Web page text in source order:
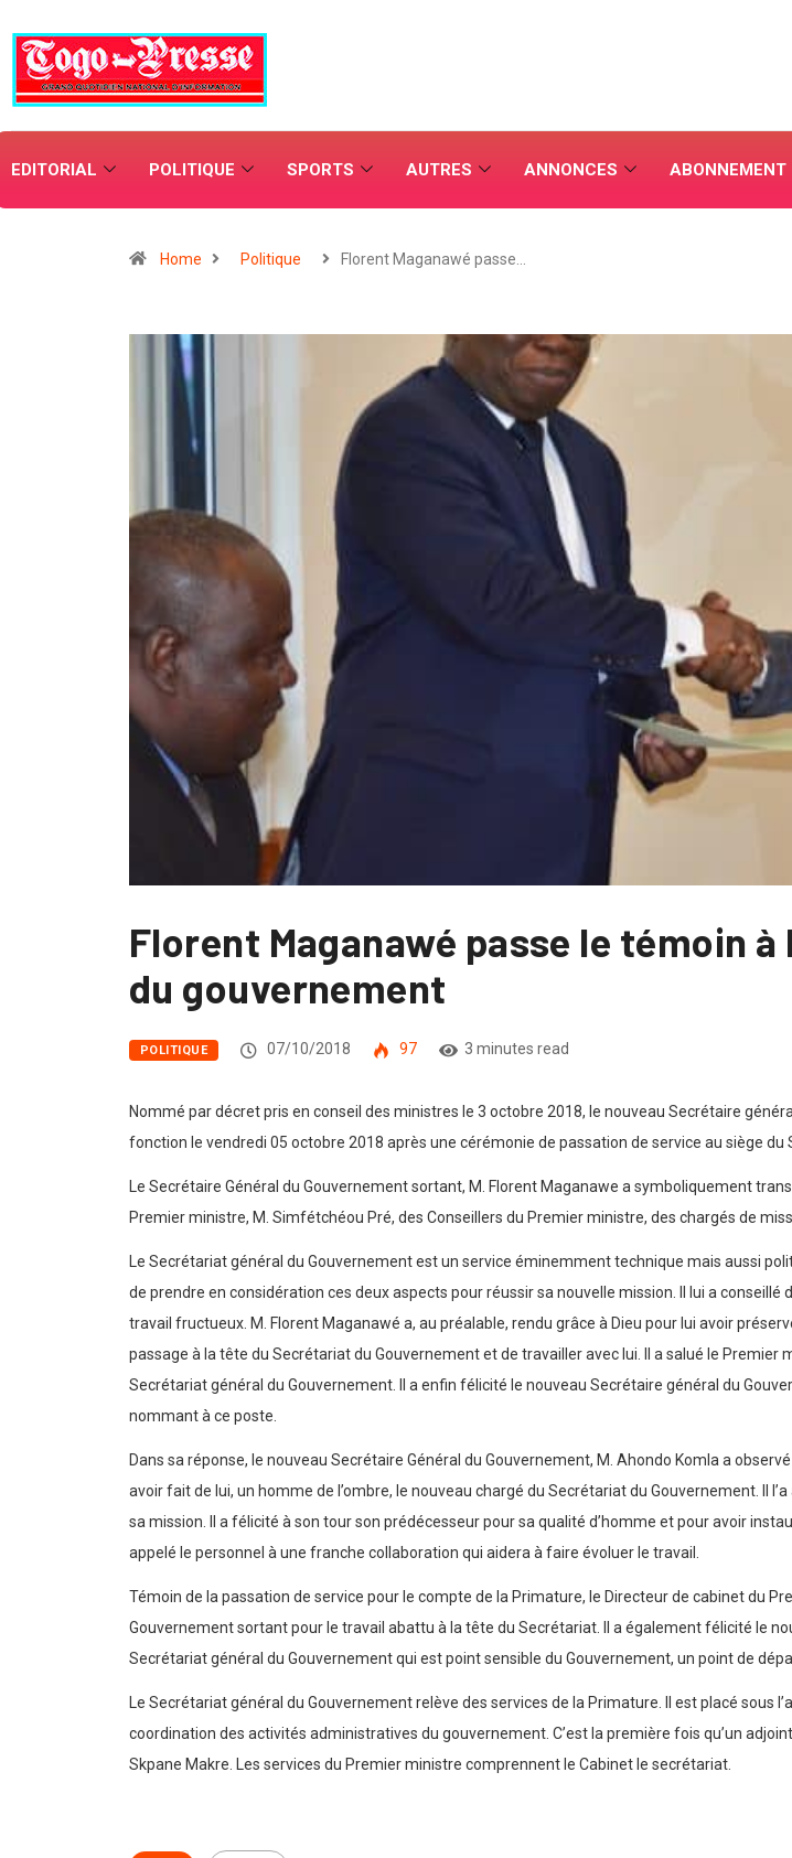
EDITORIAL POLITIQUE SPORTS AUTRES ANNONCES ABONNEMENT
Home Politique Florent Maganawé passe…
Florent Maganawé passe le témoin
du gouvernement
POLITIQUE 07/10/2018 97 3 minutes read
Nommé par décret pris en conseil des ministres le 3 octobre 2018, le nouveau Secrétaire
fonction le vendredi 05 octobre 2018 après une cérémonie de passation de service au siège du
Le Secrétaire Général du Gouvernement sortant, M. Florent Maganawe a symboliquement
Premier ministre, M. Simfétchéou Pré, des Conseillers du Premier ministre, des chargés de
Le Secrétariat général du Gouvernement est un service éminemment technique mais aussi
de prendre en considération ces deux aspects pour réussir sa nouvelle mission. Il lui a
travail fructueux. M. Florent Maganawé a, au préalable, rendu grâce à Dieu pour lui avoir
passage à la tête du Secrétariat du Gouvernement et de travailler avec lui. Il a salué le Premier
Secrétariat général du Gouvernement. Il a enfin félicité le nouveau Secrétaire général du
nommant à ce poste.
Dans sa réponse, le nouveau Secrétaire Général du Gouvernement, M. Ahondo Komla a
avoir fait de lui, un homme de l’ombre, le nouveau chargé du Secrétariat du Gouvernement. Il
sa mission. Il a félicité à son tour son prédécesseur pour sa qualité d’homme et pour avoir
appelé le personnel à une franche collaboration qui aidera à faire évoluer le travail.
Témoin de la passation de service pour le compte de la Primature, le Directeur de cabinet du
Gouvernement sortant pour le travail abattu à la tête du Secrétariat. Il a également félicité le
Secrétariat général du Gouvernement qui est point sensible du Gouvernement, un point de
Le Secrétariat général du Gouvernement relève des services de la Primature. Il est placé sous
coordination des activités administratives du gouvernement. C’est la première fois qu’un
Skpane Makre. Les services du Premier ministre comprennent le Cabinet le secrétariat.